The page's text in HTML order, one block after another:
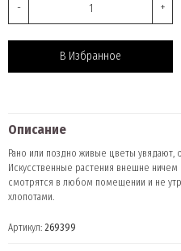
- +
В Избранное
Описание
Рано или поздно живые цветы увядают,
Искусственные растения внешне ничем
смотрятся в любом помещении и не
хлопотами.
Артикул: 269399